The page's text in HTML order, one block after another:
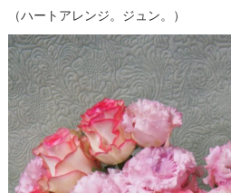
（ハートアレンジ。ジュン。）